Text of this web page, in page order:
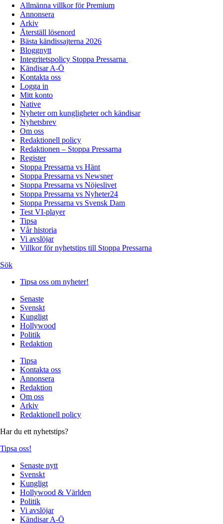
Allmänna villkor för Premium
Annonsera
Arkiv
Återställ lösenord
Bästa kändissajterna 2026
Bloggnytt
Integritetspolicy Stoppa Pressarna
Kändisar A-Ö
Kontakta oss
Logga in
Mitt konto
Native
Nyheter om kungligheter och kändisar
Nyhetsbrev
Om oss
Redaktionell policy
Redaktionen – Stoppa Pressarna
Register
Stoppa Pressarna vs Hänt
Stoppa Pressarna vs Newsner
Stoppa Pressarna vs Nöjeslivet
Stoppa Pressarna vs Nyheter24
Stoppa Pressarna vs Svensk Dam
Test VI-player
Tipsa
Vår historia
Vi avslöjar
Villkor för nyhetstips till Stoppa Pressarna
Sök
Tipsa oss om nyheter!
Senaste
Svenskt
Kungligt
Hollywood
Politik
Redaktion
Tipsa
Kontakta oss
Annonsera
Redaktion
Om oss
Arkiv
Redaktionell policy
Har du ett nyhetstips?
Tipsa oss!
Senaste nytt
Svenskt
Kungligt
Hollywood & Världen
Politik
Vi avslöjar
Kändisar A-Ö